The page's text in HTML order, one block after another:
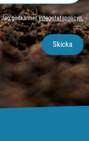
Jag godkännerintegritetspolicyn.